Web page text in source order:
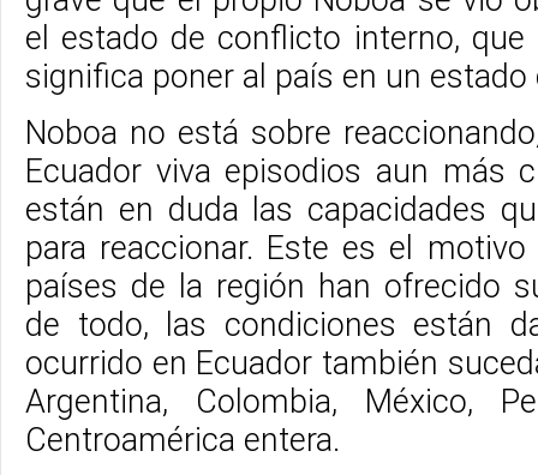
el estado de conflicto interno, que
significa poner al país en un estado
Noboa no está sobre
Ecuador viva episodios aun más
están en duda las capacidades
para reaccionar. Este es el
países de la región han ofrecido
de todo, las condiciones están
ocurrido en Ecuador también
Argentina, Colombia, México,
Centroamérica entera.